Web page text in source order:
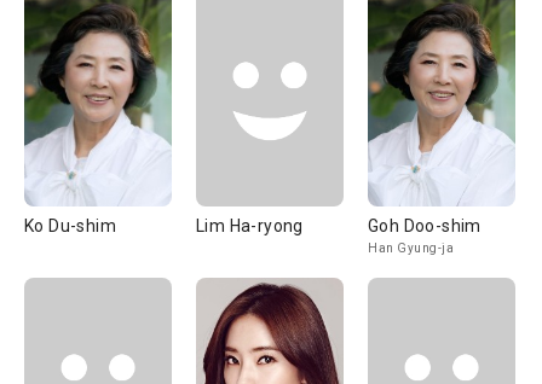
Ko Du-shim Lim Ha-ryong Goh Doo-shim
Han Gyung-ja